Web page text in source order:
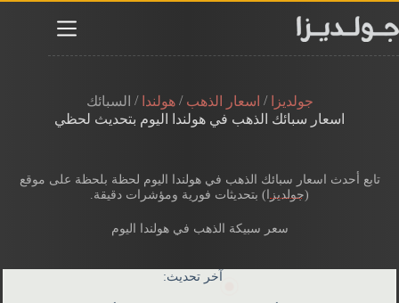
إلى
المحتوى
جولديزا / اسعار الذهب / هولندا / السبائك
اسعار سبائك الذهب في هولندا​ اليوم بتحديث لحظي
تابع أحدث اسعار سبائك الذهب في هولندا​ اليوم لحظة بلحظة​ على موقع
(جولديزا ) بتحديثات فورية ومؤشرات دقيقة.
سعر سبيكة الذهب في هولندا​ اليوم
آخر تحديث: